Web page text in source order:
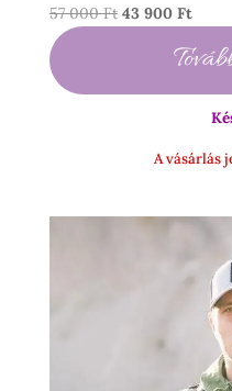
57 000Ft Original
43 900 Ft
is:
900
A vásárlás